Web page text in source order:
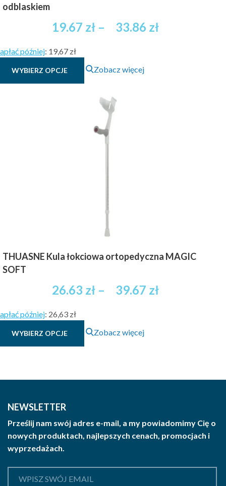
odblaskiem
19.67 zł – 33.86 złZakres
później: 19,67 zł
WYBIERZ OPCJE
Ten
produkt
wiele
wariantów.
Opcje
można
Zobacz więcej
THUASNE Kula łokciowa ortopedyczna MAGIC
SOFT
26.63 zł – 39.67 złZakres
39.67 zł
później: 26,63 zł
WYBIERZ OPCJE
Ten
produkt
na
stronie
Zobacz więcej
NEWSLETTER
Prześlij nam swój adres e-mail, a my powiadomimy Cię o
nowych produktach, najlepszych cenach, promocjach i
wyprzedażach.